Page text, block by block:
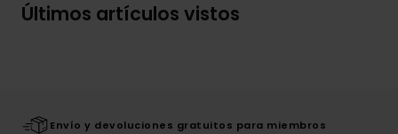
Últimos artículos vistos
Envío y devoluciones gratuitos para miembros